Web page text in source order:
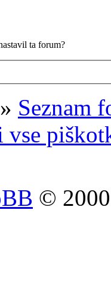
ta forum?
» Seznam
vse
©